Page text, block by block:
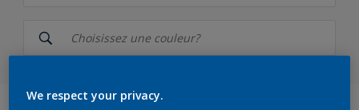
Sikkens
Cetol Colours
We respect your privacy.